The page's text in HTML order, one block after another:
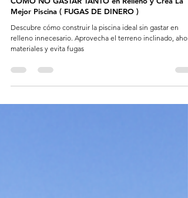
COMO NO GASTAR TANTO en Relleno y Crea La
Mejor Piscina ( FUGAS DE DINERO )
Descubre cómo construir la piscina ideal sin gastar en
materiales y evita fugas